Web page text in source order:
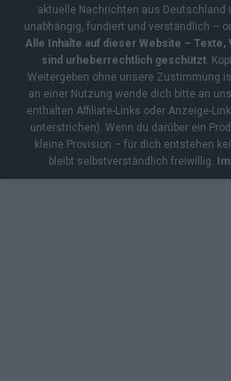
aktuelle Nachrichten aus Deutschland
unabhängig, fundiert und verständlich –
Alle Inhalte auf dieser Website – Texte,
sind urheberrechtlich geschützt .
Weitergeben ohne unsere Zustimmung
an einer Nutzung wende dich bitte an
enthalten Affiliate-Links oder Anzeige-
unterstrichen). Wenn du darüber ein
kleine Provision – für dich entstehen
bleibt selbstverständlich freiwillig.